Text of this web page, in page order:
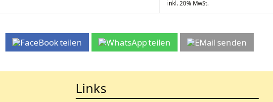
inkl. 20% MwSt.
teilen teilen senden
Links